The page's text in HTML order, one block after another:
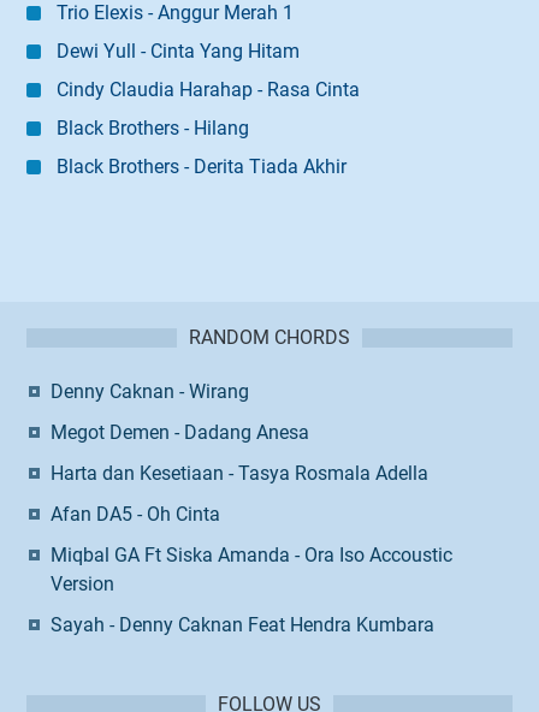
Trio Elexis - Anggur Merah 1
Dewi Yull - Cinta Yang Hitam
Cindy Claudia Harahap - Rasa Cinta
Black Brothers - Hilang
Black Brothers - Derita Tiada Akhir
RANDOM CHORDS
Denny Caknan - Wirang
Megot Demen - Dadang Anesa
Harta dan Kesetiaan - Tasya Rosmala Adella
Afan DA5 - Oh Cinta
Miqbal GA Ft Siska Amanda - Ora Iso Accoustic
Version
Sayah - Denny Caknan Feat Hendra Kumbara
FOLLOW US